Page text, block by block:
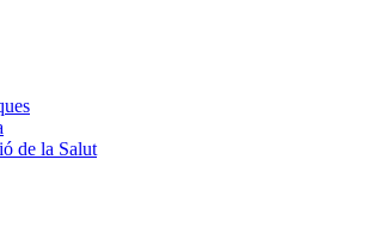
de la Salut